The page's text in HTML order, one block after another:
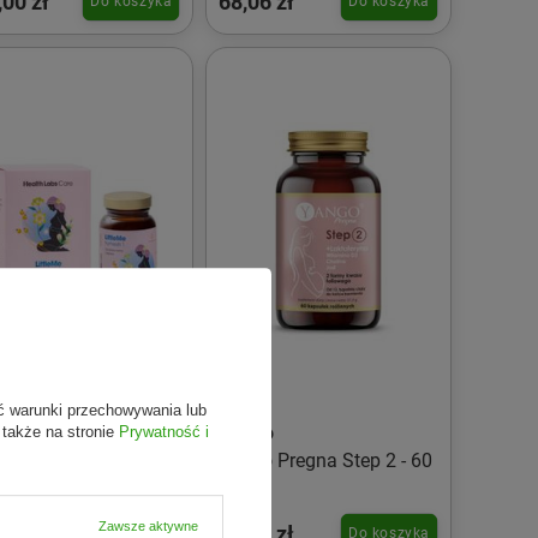
Labs Care
Do koszyka
Yango
Yango Pregna Step 2 - 60
Do koszyka
warunki przechowywania lub
na stronie Prywatność i
Zawsze aktywne